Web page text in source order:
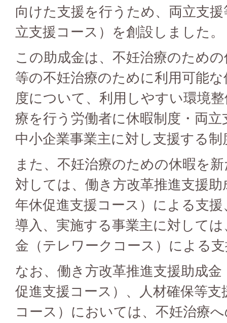
向けた支援を行うため、両立支
立支援コース）を創設しました。
この助成金は、不妊治療のため
等の不妊治療のために利用可能
度について、利用しやすい環境
療を行う労働者に休暇制度・両
中小企業事業主に対し支援する
また、不妊治療のための休暇を
対しては、働き方改革推進支援
年休促進支援コース）による支
導入、実施する事業主に対して
金（テレワークコース）による
なお、働き方改革推進支援助成
促進支援コース）、人材確保等
コース）においては、不妊治療